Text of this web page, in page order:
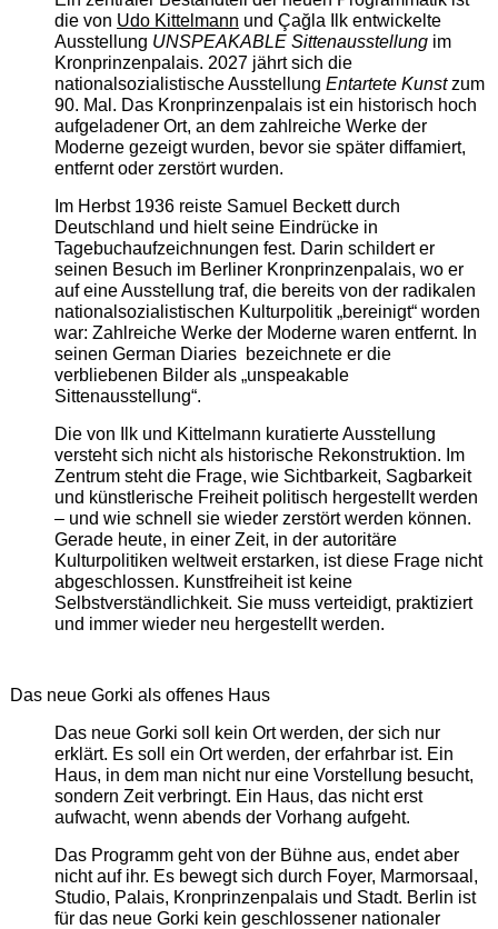
die von Udo Kittelmann und Çağla Ilk entwickelte
Ausstellung UNSPEAKABLE Sittenausstellungim
Kronprinzenpalais. 2027 jährt sich die
nationalsozialistische Ausstellung Entartete Kunstzum
90. Mal. Das Kronprinzenpalais ist ein historisch hoch
aufgeladener Ort, an dem zahlreiche Werke der
Moderne gezeigt wurden, bevor sie später diffamiert,
entfernt oder zerstört wurden.
Im Herbst 1936 reiste Samuel Beckett durch
Deutschland und hielt seine Eindrücke in
Tagebuchaufzeichnungen fest. Darin schildert er
seinen Besuch im Berliner Kronprinzenpalais, wo er
auf eine Ausstellung traf, die bereits von der radikalen
nationalsozialistischen Kulturpolitik „bereinigt“ worden
war: Zahlreiche Werke der Moderne waren entfernt. In
seinen German Diaries bezeichnete er die
verbliebenen Bilder als „unspeakable
Sittenausstellung“.
Die von Ilk und Kittelmann kuratierte Ausstellung
versteht sich nicht als historische Rekonstruktion. Im
Zentrum steht die Frage, wie Sichtbarkeit, Sagbarkeit
und künstlerische Freiheit politisch hergestellt werden
– und wie schnell sie wieder zerstört werden können.
Gerade heute, in einer Zeit, in der autoritäre
Kulturpolitiken weltweit erstarken, ist diese Frage nicht
abgeschlossen. Kunstfreiheit ist keine
Selbstverständlichkeit. Sie muss verteidigt, praktiziert
und immer wieder neu hergestellt werden.
Das neue Gorki als offenes Haus
Das neue Gorki soll kein Ort werden, der sich nur
erklärt. Es soll ein Ort werden, der erfahrbar ist. Ein
Haus, in dem man nicht nur eine Vorstellung besucht,
sondern Zeit verbringt. Ein Haus, das nicht erst
aufwacht, wenn abends der Vorhang aufgeht.
Das Programm geht von der Bühne aus, endet aber
nicht auf ihr. Es bewegt sich durch Foyer, Marmorsaal,
Studio, Palais, Kronprinzenpalais und Stadt. Berlin ist
für das neue Gorki kein geschlossener nationaler